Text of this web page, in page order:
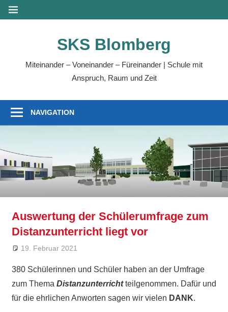
Zum
Inhalt
MENÜ
SKS Blomberg
Miteinander – Voneinander – Füreinander | Schule mit
Anspruch, Raum und Zeit
NAVIGATION
Auswertung der Schülerumfrage zum
Distanzunterricht liegt vor
19. Februar 2021
380 Schülerinnen und Schüler haben an der Umfrage
zum Thema Distanzunterricht teilgenommen. Dafür und
für die ehrlichen Anworten sagen wir vielen DANK.